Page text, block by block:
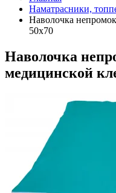
Наматрасники,
Наволочка
50х70
Наволочка
медицинской